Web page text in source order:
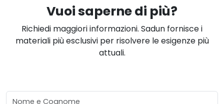
Vuoi saperne di più?
Richiedi maggiori informazioni. Sadun fornisce i
materiali più esclusivi per risolvere le esigenze più
attuali.
Nome e Cognome